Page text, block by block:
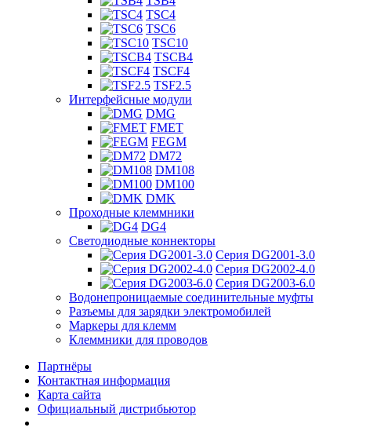
TSC4
TSC6
TSC10
TSCB4
TSCF4
TSF2.5
Интерфейсные модули
DMG
FMET
FEGM
DM72
DM108
DM100
DMK
Проходные клеммники
DG4
Светодиодные коннекторы
Серия DG2001-3.0
Серия DG2002-4.0
Серия DG2003-6.0
Водонепроницаемые соединительные муфты
Разъемы для зарядки электромобилей
Маркеры для клемм
Клеммники для проводов
Партнёры
Контактная информация
Карта сайта
Официальный дистрибьютор